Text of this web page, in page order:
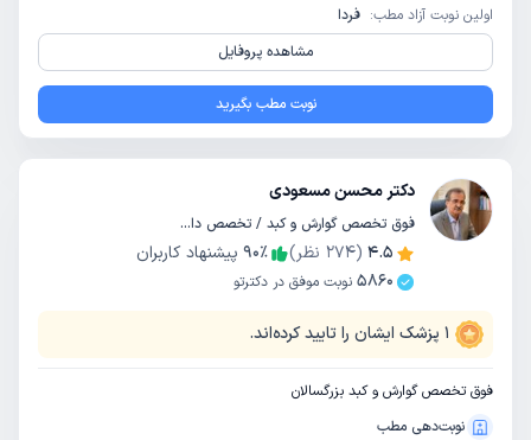
اولین نوبت آزاد مطب: فردا
مشاهده پروفایل
نوبت مطب بگیرید
دکتر محسن مسعودی
فوق تخصص گوارش و کبد / تخصص داخلی
4.5
(
274 نظر) 90٪
پیشنهاد کاربران
5860 نوبت موفق در دکترتو
1 پزشک ایشان را تایید کرده‌اند.
فوق تخصص گوارش و کبد بزرگسالان
نوبت‌دهی مطب